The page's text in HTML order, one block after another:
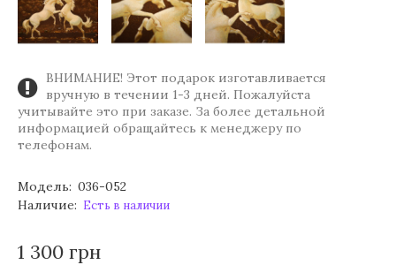
ВНИМАНИЕ! Этот подарок изготавливается
вручную в течении 1-3 дней. Пожалуйста
учитывайте это при заказе. За более детальной
информацией обращайтесь к менеджеру по
телефонам.
Модель: 036-052
Наличие: Есть в наличии
1 300 грн